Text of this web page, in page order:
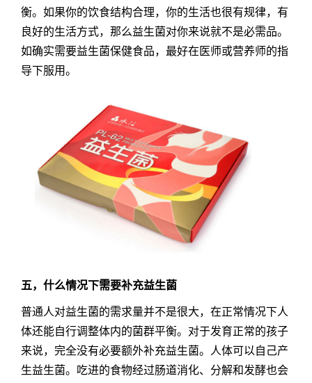
衡。如果你的饮食结构合理，你的生活也很有规律，有
良好的生活方式，那么益生菌对你来说就不是必需品。
如确实需要益生菌保健食品，最好在医师或营养师的指
导下服用。
五，什么情况下需要补充益生菌
普通人对益生菌的需求量并不是很大，在正常情况下人
体还能自行调整体内的菌群平衡。对于发育正常的孩子
来说，完全没有必要额外补充益生菌。人体可以自己产
生益生菌。吃进的食物经过肠道消化、分解和发酵也会